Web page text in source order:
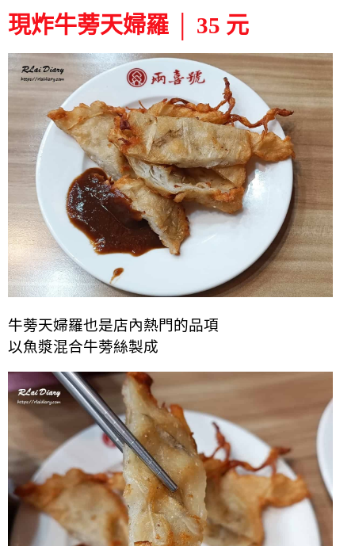
現炸牛蒡天婦羅 │ 35 元
牛蒡天婦羅也是店內熱門的品項
以魚漿混合牛蒡絲製成